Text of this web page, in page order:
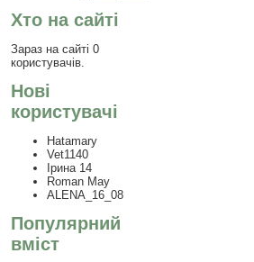
Хто на сайті
Зараз на сайті 0
користувачів.
Нові
користувачі
Hatamary
Vet1140
Ірина 14
Roman May
ALENA_16_08
Популярний
вміст